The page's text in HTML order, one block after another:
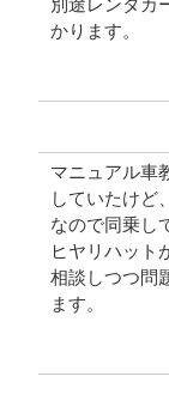
別途レンタカ
かります。
マニュアル車
していたけど
なので同乗し
ヒヤリハット
相談しつつ問
ます。